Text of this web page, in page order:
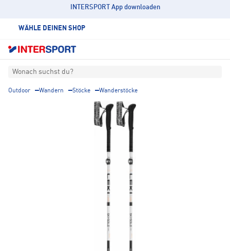
INTERSPORT App downloaden
WÄHLE DEINEN SHOP
Wonach suchst du?
Outdoor Wandern Stöcke Wanderstöcke